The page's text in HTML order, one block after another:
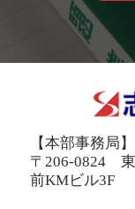
【本部事務局】
〒206-0824
前KMビル3F